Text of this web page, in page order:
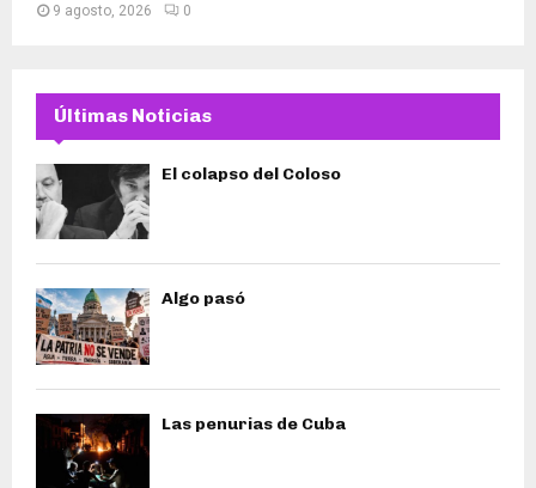
9 agosto, 2026 0
Últimas Noticias
El colapso del Coloso
Algo pasó
Las penurias de Cuba